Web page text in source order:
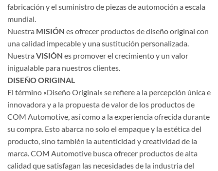
fabricación y el suministro de piezas de automoción a escala
mundial.
Nuestra MISIÓN es ofrecer productos de diseño original con
una calidad impecable y una sustitución personalizada.
Nuestra VISIÓN es promover el crecimiento y un valor
inigualable para nuestros clientes.
DISEÑO ORIGINAL
El término «Diseño Original» se refiere a la percepción única e
innovadora y a la propuesta de valor de los productos de
COM Automotive, así como a la experiencia ofrecida durante
su compra. Esto abarca no solo el empaque y la estética del
producto, sino también la autenticidad y creatividad de la
marca. COM Automotive busca ofrecer productos de alta
calidad que satisfagan las necesidades de la industria del